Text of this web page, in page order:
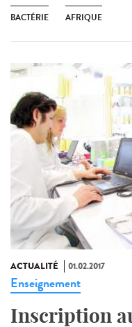
BACTÉRIE AFRIQUE
ACTUALITÉ 01.02.2017
Enseignement
Inscription